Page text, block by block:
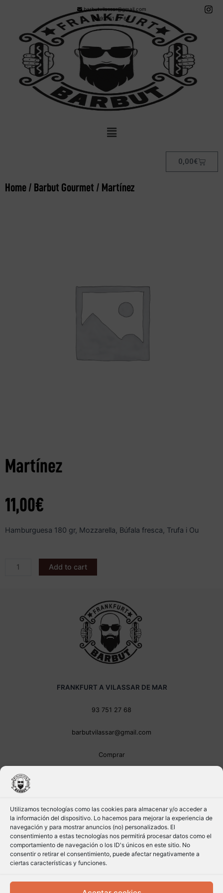
Utilizamos tecnologías como las cookies para almacenar y/o acceder a
la información del dispositivo. Lo hacemos para mejorar la experiencia de
navegación y para mostrar anuncios (no) personalizados. El
consentimiento a estas tecnologías nos permitirá procesar datos como el
comportamiento de navegación o los ID's únicos en este sitio. No
consentir o retirar el consentimiento, puede afectar negativamente a
ciertas características y funciones.
barbutvilassar@gmail.com
93751 27 68
0,00€
Home / Barbut Gourmet / Martínez
Martínez
11,00€
Hamburguesa 180 gr, Mozzarella, Búfala fresca, Trufa i Ou
Add to cart
FRANKFURT A VILASSAR DE MAR
93 751 27 68
barbutvilassar@gmail.com
Comprar